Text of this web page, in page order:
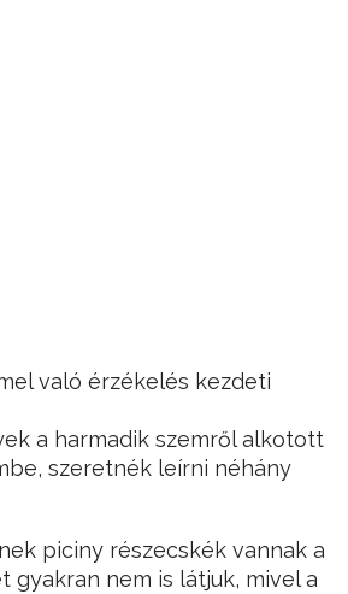
való érzékelés kezdeti
a harmadik szemről alkotott
szeretnék leírni néhány
piciny részecskék vannak a
gyakran nem is látjuk, mivel a